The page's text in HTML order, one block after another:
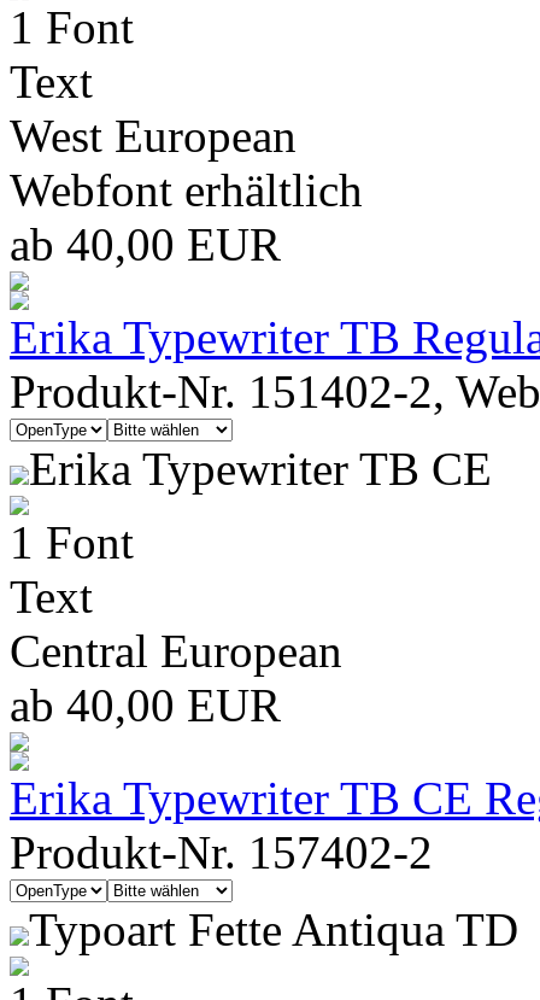
1 Font
Text
West European
Webfont erhältlich
ab 40,00 EUR
Erika Typewriter TB
Produkt-Nr. 151402-2,
Erika Typewriter TB CE
1 Font
Text
Central European
ab 40,00 EUR
Erika Typewriter TB CE
Produkt-Nr. 157402-2
Typoart Fette Antiqua TD